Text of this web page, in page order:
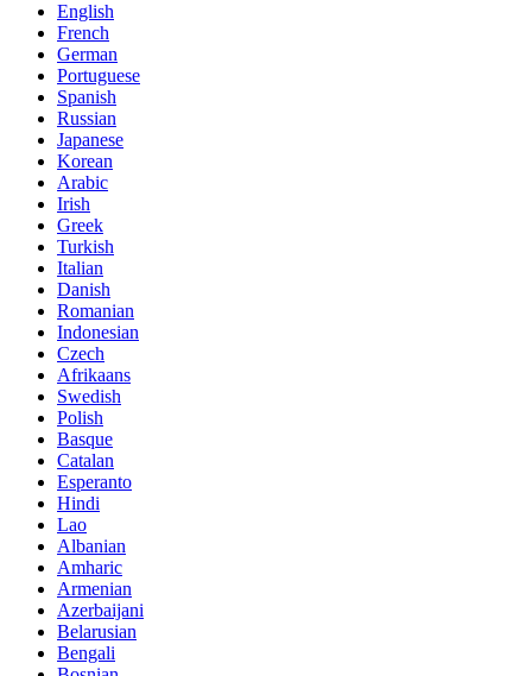
English
French
German
Portuguese
Spanish
Russian
Japanese
Korean
Arabic
Irish
Greek
Turkish
Italian
Danish
Romanian
Indonesian
Czech
Afrikaans
Swedish
Polish
Basque
Catalan
Esperanto
Hindi
Lao
Albanian
Amharic
Armenian
Azerbaijani
Belarusian
Bengali